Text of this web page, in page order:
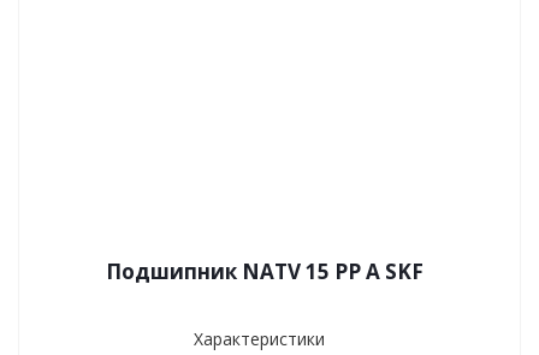
Подшипник NATV 15 PP A SKF
Характеристики